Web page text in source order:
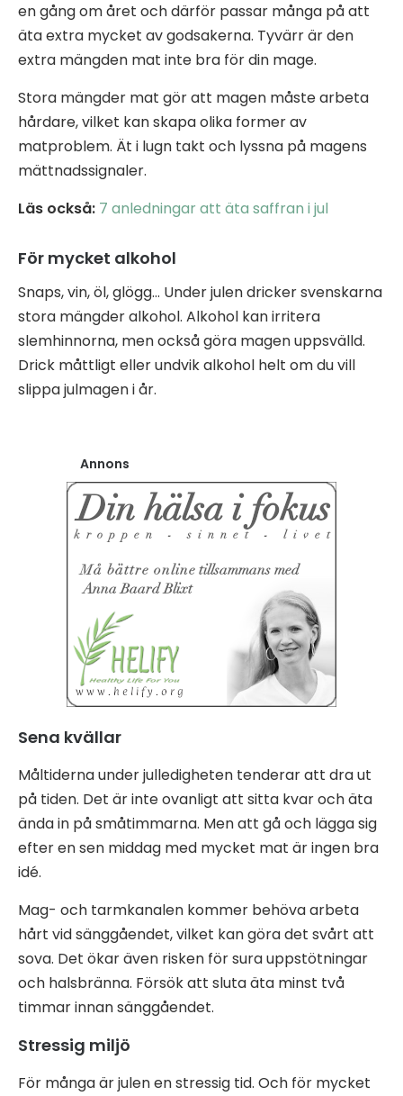
en gång om året och därför passar många på att
äta extra mycket av godsakerna. Tyvärr är den
extra mängden mat inte bra för din mage.
Stora mängder mat gör att magen måste arbeta
hårdare, vilket kan skapa olika former av
matproblem. Ät i lugn takt och lyssna på magens
mättnadssignaler.
Läs också: 7 anledningar att äta saffran i jul
För mycket alkohol
Snaps, vin, öl, glögg… Under julen dricker svenskarna
stora mängder alkohol. Alkohol kan irritera
slemhinnorna, men också göra magen uppsvälld.
Drick måttligt eller undvik alkohol helt om du vill
slippa julmagen i år.
Annons
Sena kvällar
Måltiderna under julledigheten tenderar att dra ut
på tiden. Det är inte ovanligt att sitta kvar och äta
ända in på småtimmarna. Men att gå och lägga sig
efter en sen middag med mycket mat är ingen bra
idé.
Mag- och tarmkanalen kommer behöva arbeta
hårt vid sänggåendet, vilket kan göra det svårt att
sova. Det ökar även risken för sura uppstötningar
och halsbränna. Försök att sluta äta minst två
timmar innan sänggåendet.
Stressig miljö
För många är julen en stressig tid. Och för mycket